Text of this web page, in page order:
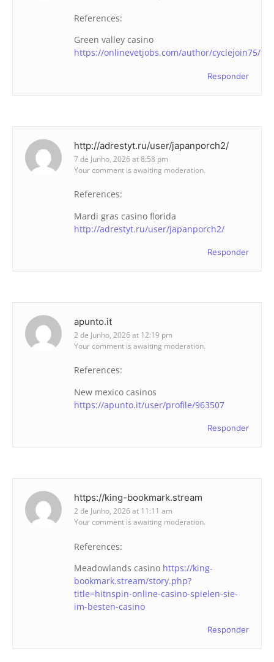
References:
Green valley casino
https://onlinevetjobs.com/author/cyclejoin75/
Responder
http://adrestyt.ru/user/japanporch2/
7 de Junho, 2026 at 8:58 pm
Your comment is awaiting moderation.
References:
Mardi gras casino florida
http://adrestyt.ru/user/japanporch2/
Responder
apunto.it
2 de Junho, 2026 at 12:19 pm
Your comment is awaiting moderation.
References:
New mexico casinos
https://apunto.it/user/profile/963507
Responder
https://king-bookmark.stream
2 de Junho, 2026 at 11:11 am
Your comment is awaiting moderation.
References:
Meadowlands casino https://king-
bookmark.stream/story.php?
title=hitnspin-online-casino-spielen-sie-
im-besten-casino
Responder